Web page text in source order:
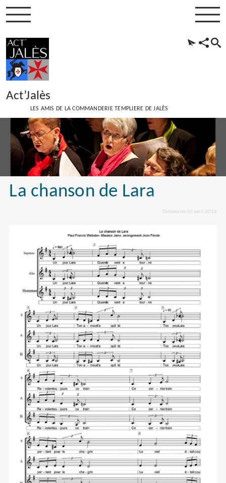
Act’Jalès
LES AMIS DE LA COMMANDERIE TEMPLIERE DE JALÈS
La chanson de Lara
Dimanche 10 avril 2016